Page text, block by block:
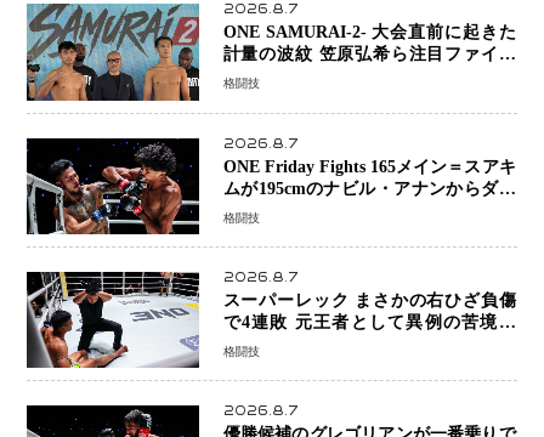
2026.8.7
ONE SAMURAI-2- 大会直前に起きた
計量の波紋 笠原弘希ら注目ファイタ
ーは契約体重で決戦へ、山本歩夢と平
格闘技
2026.8.7
ONE Friday Fights 165メイン＝スアキ
ムが195cmのナビル・アナンからダウ
ン奪取！猛反撃を耐え抜き判定勝利、
格闘技
2026.8.7
スーパーレック まさかの右ひざ負傷
で4連敗 元王者として異例の苦境…
「アクシデント」でも消えない危険信
格闘技
2026.8.7